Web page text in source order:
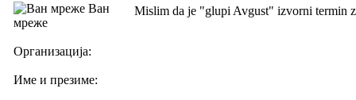
Ван
мреже
Организација:
Име и презиме:
Mislim da je "glupi Avgust" izvorni termin